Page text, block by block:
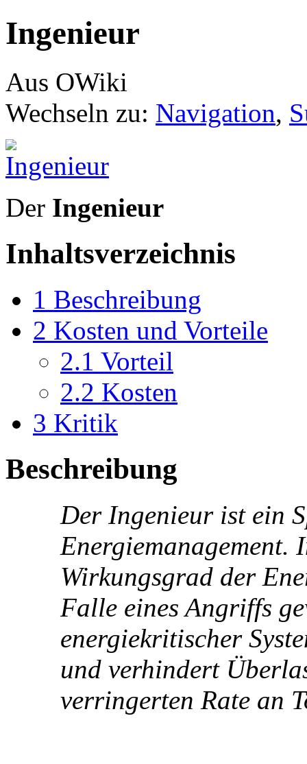
Ingenieur
Aus OWiki
Wechseln zu: Navigation,
Der Ingenieur
Inhaltsverzeichnis
1 Beschreibung
2 Kosten und Vorteile
2.1 Vorteil
2.2 Kosten
3 Kritik
Beschreibung
Der Ingenieur ist ein
Energiemanagement.
Wirkungsgrad der
Falle eines Angriffs
energiekritischer
und verhindert
verringerten Rate an